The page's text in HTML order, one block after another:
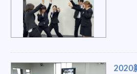
温度計
宝飾ケース
オンライン
ブラックジャック
ガスコンロ
カラーコーンレンタ
ポールスタンド
クリスマスイ
採用
試着室 白演台2020